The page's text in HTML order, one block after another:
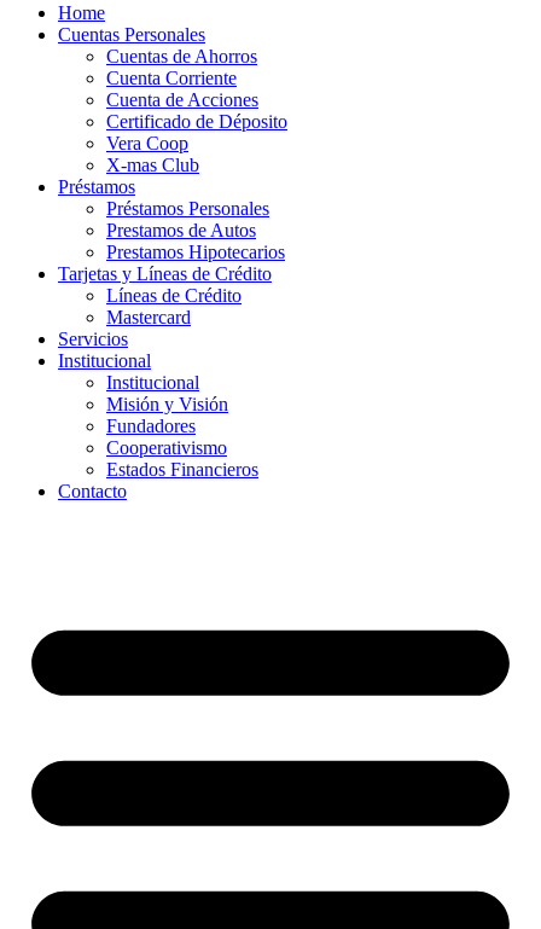
Home
Cuentas Personales
Cuentas de Ahorros
Cuenta Corriente
Cuenta de Acciones
Certificado de Déposito
Vera Coop
X-mas Club
Préstamos
Préstamos Personales
Prestamos de Autos
Prestamos Hipotecarios
Tarjetas y Líneas de Crédito
Líneas de Crédito
Mastercard
Servicios
Institucional
Institucional
Misión y Visión
Fundadores
Cooperativismo
Estados Financieros
Contacto